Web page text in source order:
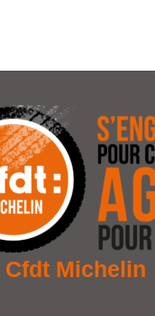
Cfdt Michelin